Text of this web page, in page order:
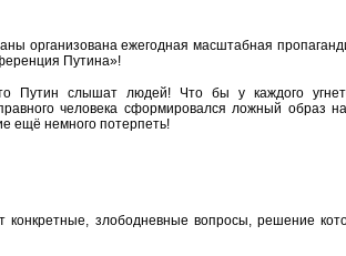
организована ежегодная масштабная
Путина»!
Путин слышат людей! Что бы у каждого
человека сформировался ложный образ
ещё немного потерпеть!
конкретные, злободневные вопросы, решение